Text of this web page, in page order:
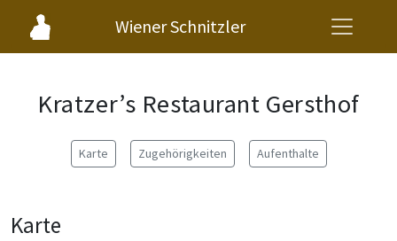
Wiener Schnitzler
Kratzer’s Restaurant Gersthof
Karte Zugehörigkeiten Aufenthalte
Karte